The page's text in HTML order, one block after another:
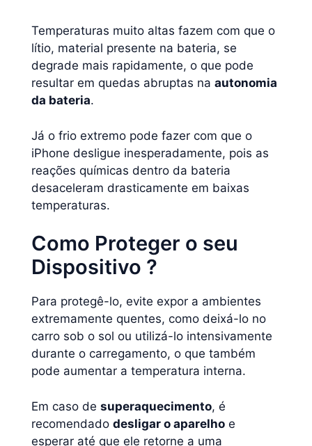
Temperaturas muito altas fazem com que o
lítio, material presente na bateria, se
degrade mais rapidamente, o que pode
resultar em quedas abruptas na autonomia
da bateria.
Já o frio extremo pode fazer com que o
iPhone desligue inesperadamente, pois as
reações químicas dentro da bateria
desaceleram drasticamente em baixas
temperaturas.
Como Proteger o seu
Dispositivo ?
Para protegê-lo, evite expor a ambientes
extremamente quentes, como deixá-lo no
carro sob o sol ou utilizá-lo intensivamente
durante o carregamento, o que também
pode aumentar a temperatura interna.
Em caso de superaquecimento, é
recomendado desligar o aparelho e
esperar até que ele retorne a uma